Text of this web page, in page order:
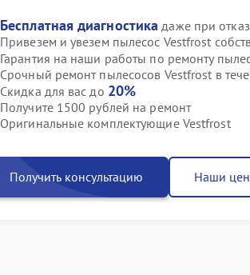
Бесплатная диагностика даже при
Привезем и увезем пылесос Vestfrost
Гарантия на наши работы по ремонту
Срочный ремонт пылесосов Vestfrost в
Скидка для вас до 20%
Получите 1500 рублей на ремонт
Оригинальные комплектующие Vestfrost
Получить консультацию Наши